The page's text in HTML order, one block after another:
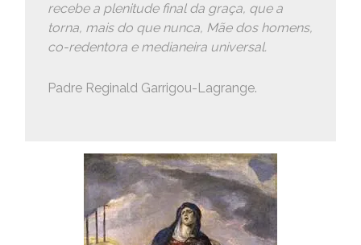
recebe a plenitude final da graça, que a
torna, mais do que nunca, Mãe dos homens,
co-redentora e medianeira universal.
Padre Reginald Garrigou-Lagrange.